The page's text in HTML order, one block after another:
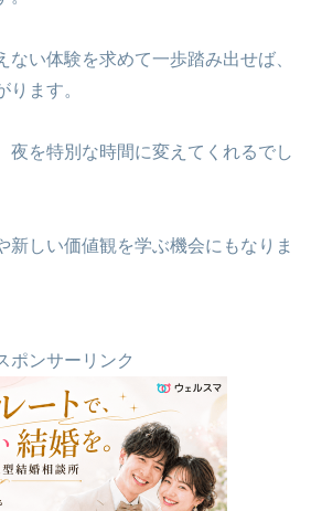
ない体験を求めて一歩踏み出せば、
ります。
夜を特別な時間に変えてくれるでし
新しい価値観を学ぶ機会にもなりま
ポンサーリンク